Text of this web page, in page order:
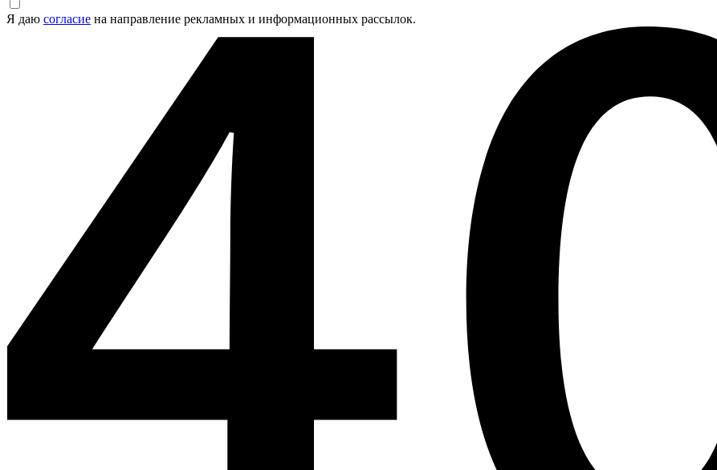
Я даю согласие на направление рекламных и информационных рассылок.